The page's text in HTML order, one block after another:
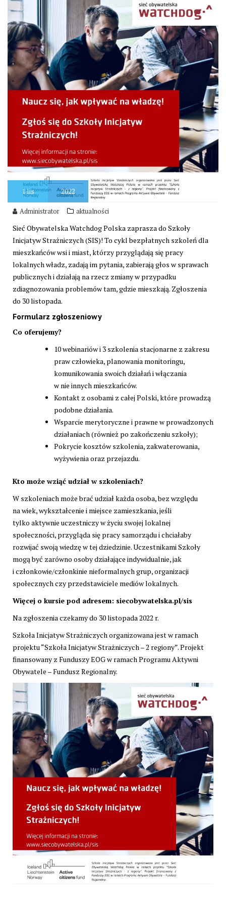
1lis 2022
Administrator aktualności
Sieć Obywatelska Watchdog Polska zaprasza do Szkoły
Inicjatyw Strażniczych (SIS)! To cykl bezpłatnych szkoleń dla
mieszkańców wsi i miast, którzy przyglądają się pracy
lokalnych władz, zadają im pytania, zabierają głos w sprawach
publicznych i działają na rzecz zmiany w przypadku
zdiagnozowania problemów tam, gdzie mieszkają. Zgłoszenia
do 30 listopada.
Formularz zgłoszeniowy
Co oferujemy?
10 webinariów i 3 szkolenia stacjonarne z zakresu
praw człowieka, planowania monitoringu,
komunikowania swoich działań i włączania
w nie innych mieszkańców.
Kontakt z osobami z całej Polski, które prowadzą
podobne działania.
Wsparcie merytoryczne i prawne w prowadzonych
działaniach (również po zakończeniu szkoły);
Pokrycie kosztów szkolenia, zakwaterowania,
wyżywienia oraz przejazdu.
Kto może wziąć udział w szkoleniach?
W szkoleniach może brać udział każda osoba, bez względu
na wiek, wykształcenie i miejsce zamieszkania, jeśli
tylko aktywnie uczestniczy w życiu swojej lokalnej
społeczności, przygląda się pracy samorządu i chciałaby
rozwijać swoją wiedzę w tej dziedzinie. Uczestnikami Szkoły
mogą być zarówno osoby działające indywidualnie, jak
i członkowie/członkinie nieformalnych grup, organizacji
społecznych czy przedstawiciele mediów lokalnych.
Więcej o kursie pod adresem: siecobywatelska.pl/sis
Na zgłoszenia czekamy do 30 listopada 2022 r.
Szkoła Inicjatyw Strażniczych organizowana jest w ramach
projektu “Szkoła Inicjatyw Strażniczych – 2 regiony”. Projekt
finansowany z Funduszy EOG w ramach Programu Aktywni
Obywatele – Fundusz Regionalny.